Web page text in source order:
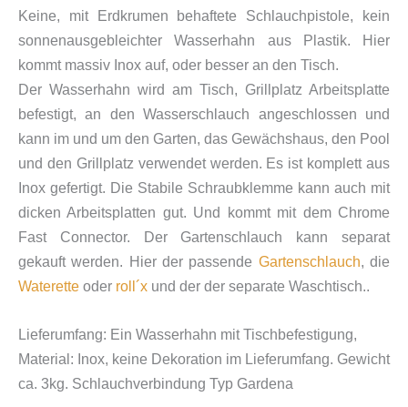
Keine, mit Erdkrumen behaftete Schlauchpistole, kein
sonnenausgebleichter Wasserhahn aus Plastik. Hier
kommt massiv Inox auf, oder besser an den Tisch.
Der Wasserhahn wird am Tisch, Grillplatz Arbeitsplatte
befestigt, an den Wasserschlauch angeschlossen und
kann im und um den Garten, das Gewächshaus, den Pool
und den Grillplatz verwendet werden. Es ist komplett aus
Inox gefertigt. Die Stabile Schraubklemme kann auch mit
dicken Arbeitsplatten gut. Und kommt mit dem Chrome
Fast Connector. Der Gartenschlauch kann separat
gekauft werden.
Hier der passende Gartenschlauch, die
Waterette oder roll´x und der der separate Waschtisch..
Lieferumfang: Ein Wasserhahn mit Tischbefestigung,
Material: Inox, keine Dekoration im Lieferumfang. Gewicht
ca. 3kg. Schlauchverbindung Typ Gardena